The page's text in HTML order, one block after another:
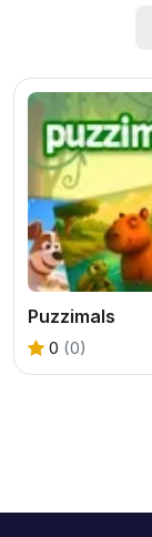
Puzzimals
0 (0)